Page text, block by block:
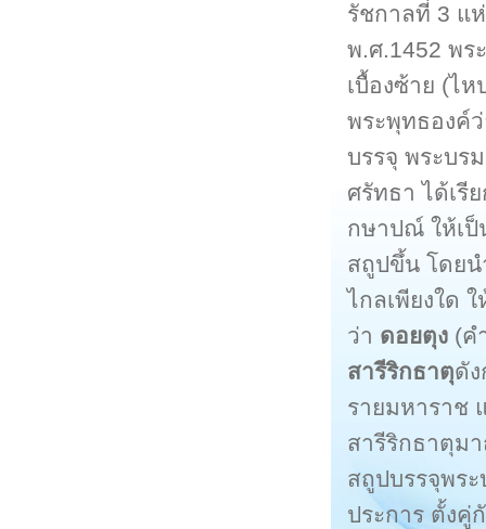
รัชกาลที่ 3 แ
พ.ศ.1452 พร
เบื้องซ้าย (ไ
พระพุทธองค์
บรรจุ พระบร
ศรัทธา ได้เรี
กษาปณ์ ให้เป็
สถูปขึ้น โดยน
ไกลเพียงใด
ว่า ดอยตุง (ค
สารีริกธาตุดั
รายมหาราช
สารีริกธาตุมา
สถูปบรรจุพร
ประการ ตั้ง